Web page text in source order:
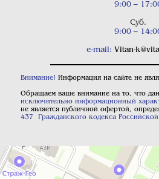
9:00 –
Суб.
9:00 –
e-mail: Vitan-
Внимание! Информация на сайте не
Обращаем ваше внимание на то, что
исключительно информационный
не является публичной офертой,
437 Гражданского кодекса